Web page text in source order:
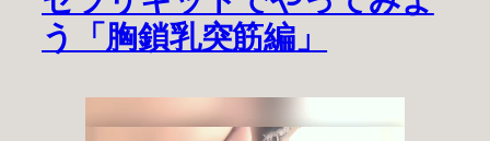
う「胸鎖乳突筋編」